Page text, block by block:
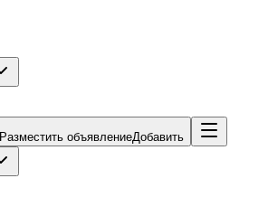
Разместить объявлениеДобавить